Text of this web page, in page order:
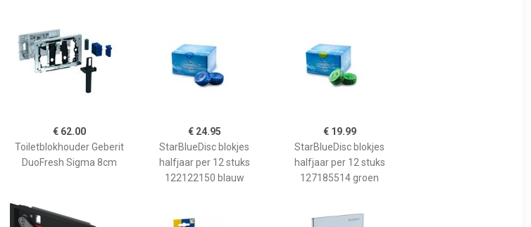
€ 62.00
Toiletblokhouder Geberit
DuoFresh Sigma 8cm
€ 24.95
StarBlueDisc blokjes
halfjaar per 12 stuks
122122150 blauw
€ 19.99
StarBlueDisc blokjes
halfjaar per 12 stuks
127185514 groen